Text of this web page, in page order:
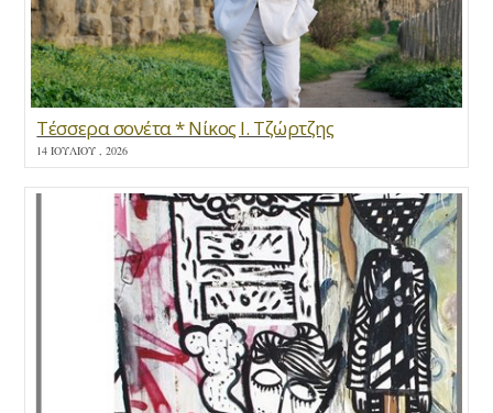
Τέσσερα σονέτα * Νίκος Ι. Τζώρτζης
14 ΙΟΥΛΊΟΥ , 2026